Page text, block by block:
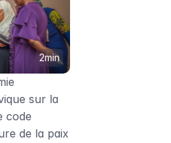
2min
sur la
code
de la paix